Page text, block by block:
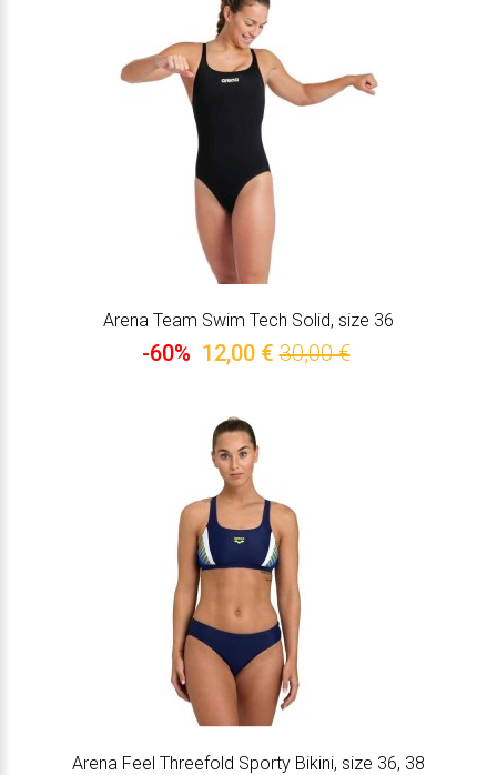
Arena Team Swim Tech Solid, size 36
-60% 12,00 € 30,00 €
Arena Feel Threefold Sporty Bikini, size 36, 38